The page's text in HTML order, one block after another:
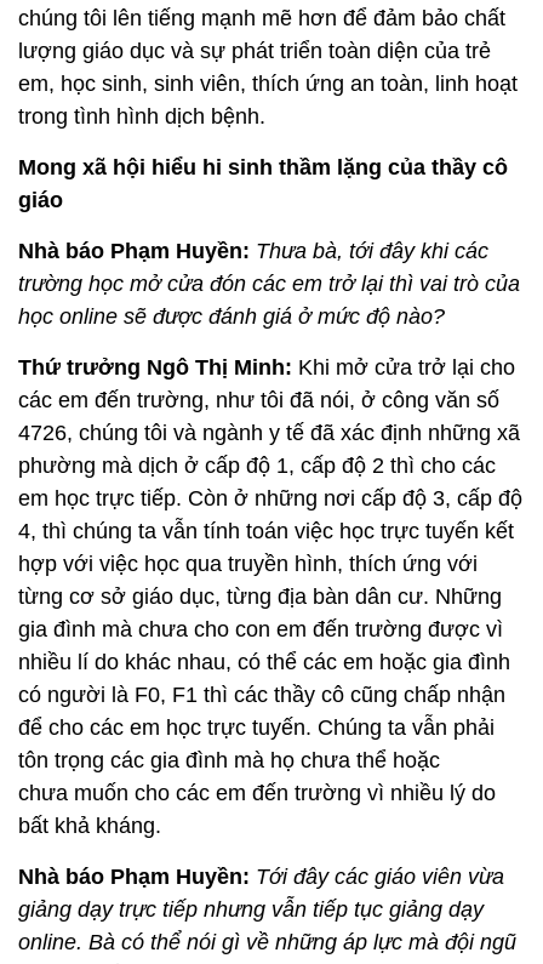
chúng tôi lên tiếng mạnh mẽ hơn để đảm bảo chất
lượng giáo dục và sự phát triển toàn diện của trẻ
em, học sinh, sinh viên, thích ứng an toàn, linh hoạt
trong tình hình dịch bệnh.
Mong xã hội hiểu hi sinh thầm lặng của thầy cô
giáo
Nhà báo Phạm Huyền: Thưa bà, tới đây khi các
trường học mở cửa đón các em trở lại thì vai trò của
học online sẽ được đánh giá ở mức độ nào?
Thứ trưởng Ngô Thị Minh: Khi mở cửa trở lại cho
các em đến trường, như tôi đã nói, ở công văn số
4726, chúng tôi và ngành y tế đã xác định những xã
phường mà dịch ở cấp độ 1, cấp độ 2 thì cho các
em học trực tiếp. Còn ở những nơi cấp độ 3, cấp độ
4, thì chúng ta vẫn tính toán việc học trực tuyến kết
hợp với việc học qua truyền hình, thích ứng với
từng cơ sở giáo dục, từng địa bàn dân cư. Những
gia đình mà chưa cho con em đến trường được vì
nhiều lí do khác nhau, có thể các em hoặc gia đình
có người là F0, F1 thì các thầy cô cũng chấp nhận
để cho các em học trực tuyến. Chúng ta vẫn phải
tôn trọng các gia đình mà họ chưa thể hoặc
chưa muốn cho các em đến trường vì nhiều lý do
bất khả kháng.
Nhà báo Phạm Huyền: Tới đây các giáo viên vừa
giảng dạy trực tiếp nhưng vẫn tiếp tục giảng dạy
online. Bà có thể nói gì về những áp lực mà đội ngũ